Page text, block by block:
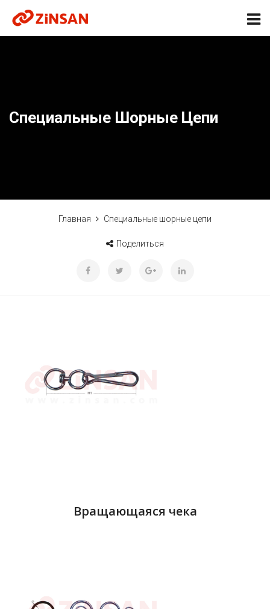
Специальные Шорные Цепи
Главная Специальные шорные цепи
Поделиться
Вращающаяся чека